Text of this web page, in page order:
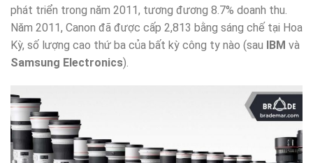
phát triển trong năm 2011, tương đương 8.7% doanh thu.
Năm 2011, Canon đã được cấp 2,813 bằng sáng chế tại Hoa
Kỳ, số lượng cao thứ ba của bất kỳ công ty nào (sau IBM và
Samsung Electronics).